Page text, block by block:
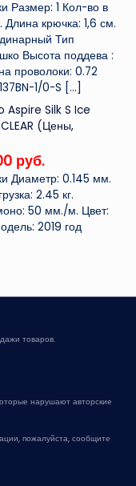
Размер: 1 Кол-во в
Длина крючка: 1,6 см.
Тип
Высота поддева :
проволоки: 0.72
1/0-S […]
Aspire Silk S Ice
(Цены,
руб.
Диаметр: 0.145 мм.
2.45 кг.
50 мм./м. Цвет:
2019 год
товаров.
нарушают авторские
пожалуйста, сообщите